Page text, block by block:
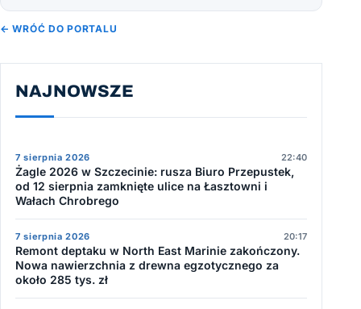
← WRÓĆ DO PORTALU
NAJNOWSZE
7 sierpnia 2026 22:40
Żagle 2026 w Szczecinie: rusza Biuro Przepustek,
od 12 sierpnia zamknięte ulice na Łasztowni i
Wałach Chrobrego
7 sierpnia 2026 20:17
Remont deptaku w North East Marinie zakończony.
Nowa nawierzchnia z drewna egzotycznego za
około 285 tys. zł